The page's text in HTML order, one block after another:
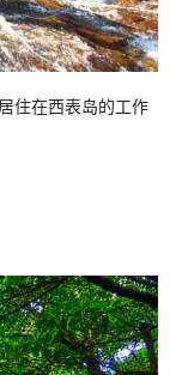
住在西表岛的工作